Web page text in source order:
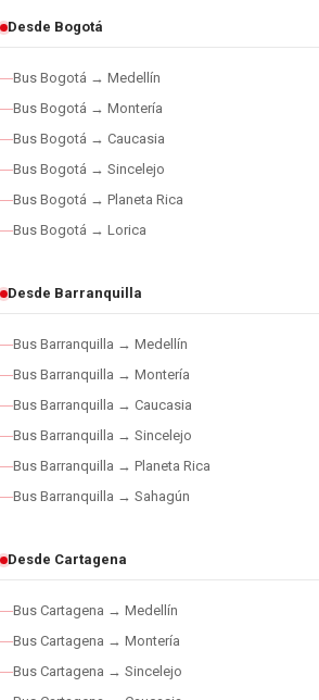
Desde Bogotá
Bus Bogotá → Medellín
Bus Bogotá → Montería
Bus Bogotá → Caucasia
Bus Bogotá → Sincelejo
Bus Bogotá → Planeta Rica
Bus Bogotá → Lorica
Desde Barranquilla
Bus Barranquilla → Medellín
Bus Barranquilla → Montería
Bus Barranquilla → Caucasia
Bus Barranquilla → Sincelejo
Bus Barranquilla → Planeta Rica
Bus Barranquilla → Sahagún
Desde Cartagena
Bus Cartagena → Medellín
Bus Cartagena → Montería
Bus Cartagena → Sincelejo